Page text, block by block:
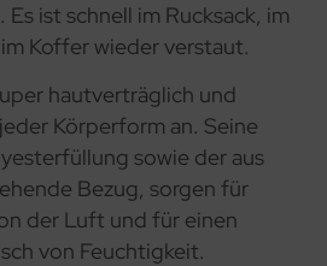
ist schnell im Rucksack, im
Koffer wieder verstaut.
hautverträglich und
Körperform an. Seine
sowie der aus
Bezug, sorgen für
der Luft und für einen
von Feuchtigkeit.